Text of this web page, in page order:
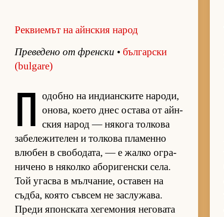
Реквиемът на айнския народ
Пре­ве­дено от френ­ски • бъл­гар­ски
(bulgare)
П о­добно на ин­ди­ан­с­ките на­ро­ди,
оно­ва, ко­ето днес ос­тава от айн­
с­кия на­род — ня­кога тол­кова
за­бе­ле­жи­те­лен и тол­кова пла­менно
влю­бен в сво­бо­да­та, — е жалко ог­ра­
ни­чено в ня­колко або­ри­ген­ски се­ла.
Той угасва в мъл­ча­ние, ос­та­вен на
съд­ба, ко­ято съв­сем не зас­лу­жа­ва.
Преди япон­с­ката хе­ге­мо­ния не­го­вата